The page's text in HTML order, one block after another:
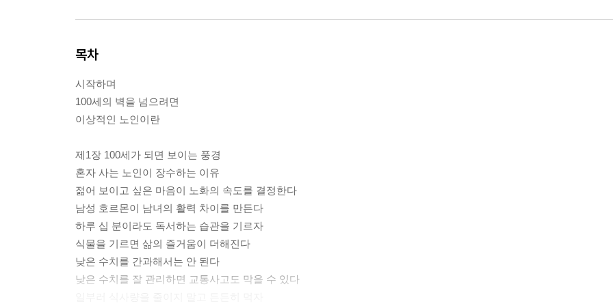
목차
시작하며
100세의 벽을 넘으려면
이상적인 노인이란
제1장 100세가 되면 보이는 풍경
혼자 사는 노인이 장수하는 이유
젊어 보이고 싶은 마음이 노화의 속도를 결정한다
남성 호르몬이 남녀의 활력 차이를 만든다
하루 십 분이라도 독서하는 습관을 기르자
식물을 기르면 삶의 즐거움이 더해진다
낮은 수치를 간과해서는 안 된다
낮은 수치를 잘 관리하면 교통사고도 막을 수 있다